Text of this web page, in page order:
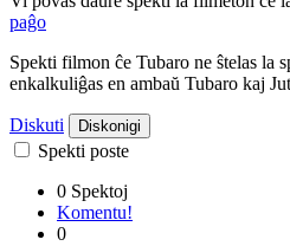
paĝo
Spekti filmon ĉe Tubaro ne ŝtelas la
enkalkuliĝas en ambaŭ Tubaro kaj
Diskuti Diskonigi
Spekti poste
0 Spektoj
Komentu!
0